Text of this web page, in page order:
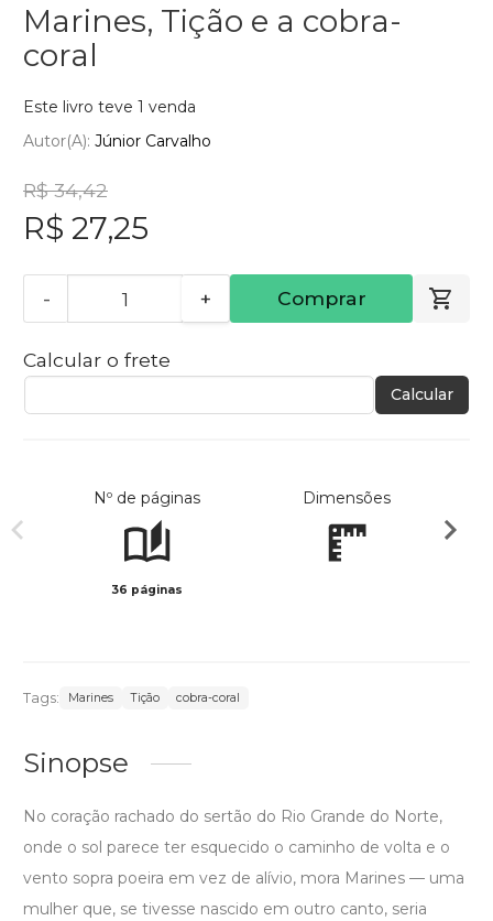
Marines, Tição e a cobra-
coral
Este livro teve 1 venda
Autor(a): Júnior Carvalho
R$ 34,42
R$ 27,25
- + Comprar
Calcular o frete
Calcular
Nº de páginas
36 páginas
Dimensões
Tags: Marines Tição cobra-coral
Sinopse
No coração rachado do sertão do Rio Grande do Norte,
onde o sol parece ter esquecido o caminho de volta e o
vento sopra poeira em vez de alívio, mora Marines — uma
mulher que, se tivesse nascido em outro canto, seria